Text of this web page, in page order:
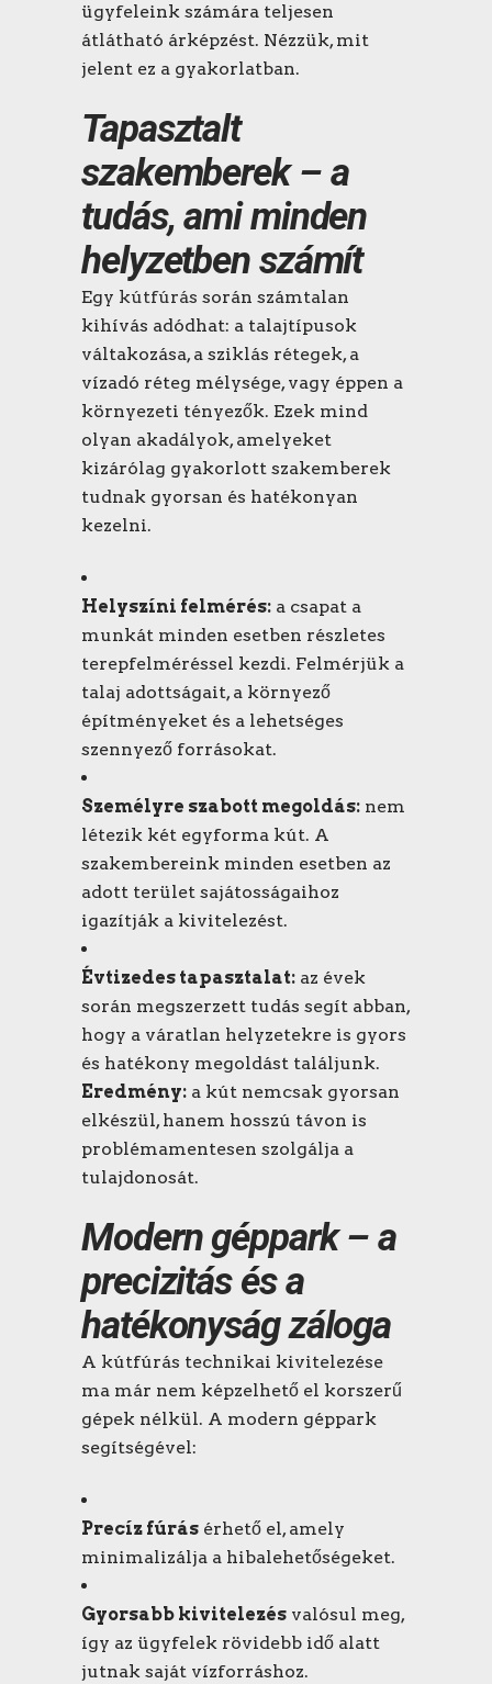
ügyfeleink számára teljesen
átlátható árképzést. Nézzük, mit
jelent ez a gyakorlatban.
Tapasztalt
szakemberek – a
tudás, ami minden
helyzetben számít
Egy kútfúrás során számtalan
kihívás adódhat: a talajtípusok
váltakozása, a sziklás rétegek, a
vízadó réteg mélysége, vagy éppen a
környezeti tényezők. Ezek mind
olyan akadályok, amelyeket
kizárólag gyakorlott szakemberek
tudnak gyorsan és hatékonyan
kezelni.
Helyszíni felmérés: a csapat a
munkát minden esetben részletes
terepfelméréssel kezdi. Felmérjük a
talaj adottságait, a környező
építményeket és a lehetséges
szennyező forrásokat.
Személyre szabott megoldás: nem
létezik két egyforma kút. A
szakembereink minden esetben az
adott terület sajátosságaihoz
igazítják a kivitelezést.
Évtizedes tapasztalat: az évek
során megszerzett tudás segít abban,
hogy a váratlan helyzetekre is gyors
és hatékony megoldást találjunk.
Eredmény: a kút nemcsak gyorsan
elkészül, hanem hosszú távon is
problémamentesen szolgálja a
tulajdonosát.
Modern géppark – a
precizitás és a
hatékonyság záloga
A kútfúrás technikai kivitelezése
ma már nem képzelhető el korszerű
gépek nélkül. A modern géppark
segítségével:
Precíz fúrás érhető el, amely
minimalizálja a hibalehetőségeket.
Gyorsabb kivitelezés valósul meg,
így az ügyfelek rövidebb idő alatt
jutnak saját vízforráshoz.